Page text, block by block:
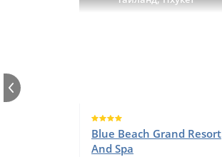
Blue Beach Grand Resort
And Spa